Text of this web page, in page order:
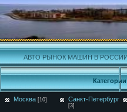
АВТО РЫНОК МАШИН В
Москва [10] Санкт-Петербург
[3]